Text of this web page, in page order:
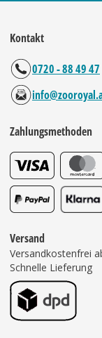
Kontakt
0720 - 88 49 47
Zahlungsmethoden
Versand
Versandkostenfrei
Schnelle Lieferung